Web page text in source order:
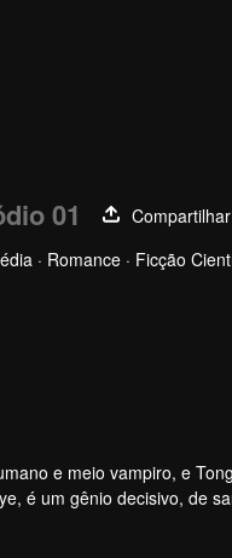
01
Compartilhar
· Romance · Ficção
e meio vampiro, e
é um gênio decisivo, de
beijoqueira, ciumenta e